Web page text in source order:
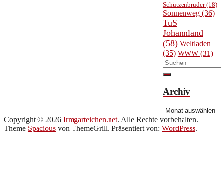
Schützenbruder(18)
Sonnenweg(36)
TuS
Johannland
(58) Weltladen
(35) WWW(31)
Archiv
Archiv
Copyright © 2026 Irmgarteichen.net. Alle Rechte vorbehalten.
Theme Spacious von ThemeGrill. Präsentiert von: WordPress.